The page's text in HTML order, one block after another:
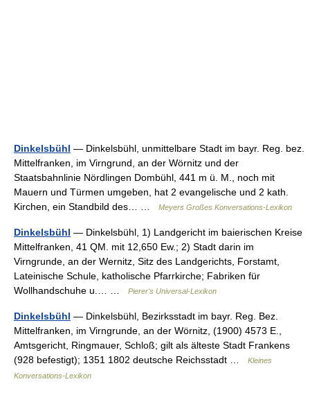
Dinkelsbühl — Dinkelsbühl, unmittelbare Stadt im bayr. Reg. bez.
Mittelfranken, im Virngrund, an der Wörnitz und der
Staatsbahnlinie Nördlingen Dombühl, 441 m ü. M., noch mit
Mauern und Türmen umgeben, hat 2 evangelische und 2 kath.
Kirchen, ein Standbild des… …
Meyers Großes Konversations-Lexikon
Dinkelsbühl — Dinkelsbühl, 1) Landgericht im baierischen Kreise
Mittelfranken, 41 QM. mit 12,650 Ew.; 2) Stadt darin im
Virngrunde, an der Wernitz, Sitz des Landgerichts, Forstamt,
Lateinische Schule, katholische Pfarrkirche; Fabriken für
Wollhandschuhe u.… …
Pierer's Universal-Lexikon
Dinkelsbühl — Dinkelsbühl, Bezirksstadt im bayr. Reg. Bez.
Mittelfranken, im Virngrunde, an der Wörnitz, (1900) 4573 E.,
Amtsgericht, Ringmauer, Schloß; gilt als älteste Stadt Frankens
(928 befestigt); 1351 1802 deutsche Reichsstadt …
Kleines
Konversations-Lexikon